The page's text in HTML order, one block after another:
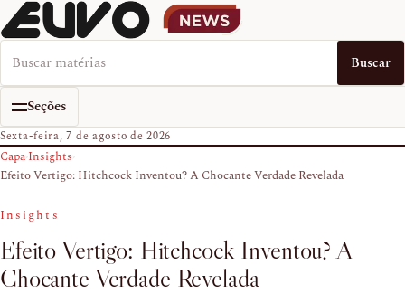
Buscar no EUVO News Buscar
Seções
Sexta-feira, 7 de agosto de 2026
Capa›Insights›
Efeito Vertigo: Hitchcock Inventou? A Chocante Verdade Revelada
Insights
Efeito Vertigo: Hitchcock Inventou? A
Chocante Verdade Revelada